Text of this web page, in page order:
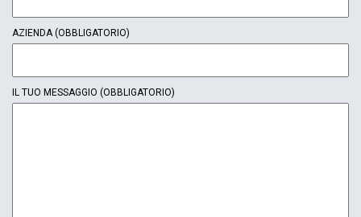
AZIENDA (OBBLIGATORIO)
IL TUO MESSAGGIO (OBBLIGATORIO)